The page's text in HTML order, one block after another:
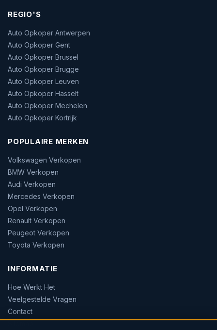
REGIO'S
Auto Opkoper Antwerpen
Auto Opkoper Gent
Auto Opkoper Brussel
Auto Opkoper Brugge
Auto Opkoper Leuven
Auto Opkoper Hasselt
Auto Opkoper Mechelen
Auto Opkoper Kortrijk
POPULAIRE MERKEN
Volkswagen Verkopen
BMW Verkopen
Audi Verkopen
Mercedes Verkopen
Opel Verkopen
Renault Verkopen
Peugeot Verkopen
Toyota Verkopen
INFORMATIE
Hoe Werkt Het
Veelgestelde Vragen
Contact